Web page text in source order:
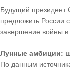
Будущий
предложить России
завершение войны
Лунные амбиции:
По данным